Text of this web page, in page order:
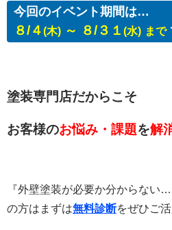
今回のイベント期間は…
８/４(木) ～ ８/３１ (水) まで
塗装専門店だからこそ
お客様のお悩み・課題を解
『外壁塗装が必要か分からない
の方はまずは無料診断をぜひご